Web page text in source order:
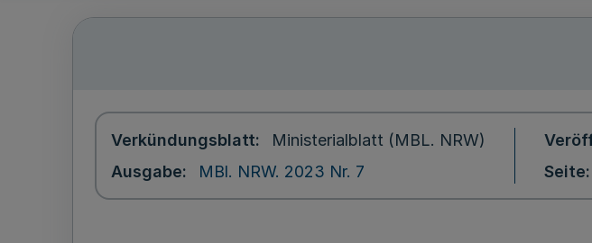
Verkündungsblatt
Ministerialblatt (MBL. NRW)
Ausgabe
MBl. NRW. 2023 Nr. 7
Seite